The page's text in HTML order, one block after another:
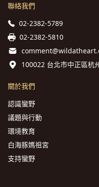
聯絡我們
02-2382-5789
02-2382-5810
100022 台北市中正區杭
關於我們
認識蠻野
議題與行動
環境教育
白海豚媽祖宮
支持蠻野